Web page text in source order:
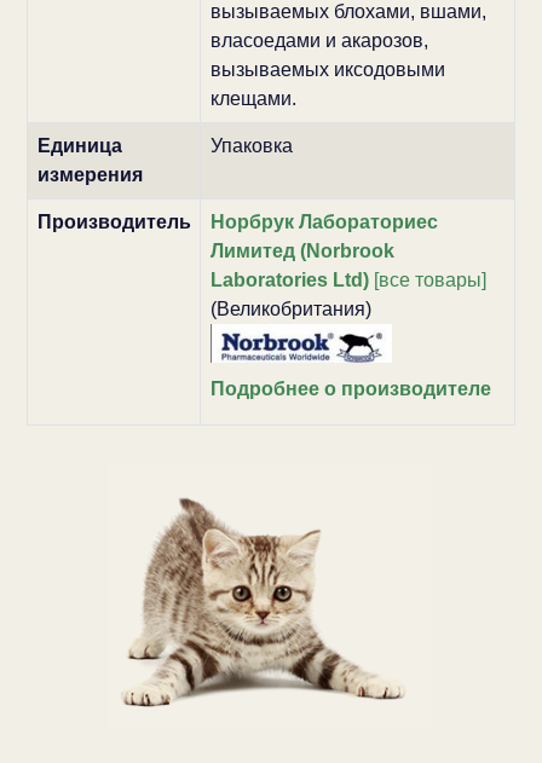
вызываемых блохами, вшами,
власоедами и акарозов,
вызываемых иксодовыми
клещами.
Единица
измерения
Упаковка
Производитель
Норбрук Лабораториес
Лимитед (Norbrook
Laboratories Ltd)[все товары]
(Великобритания)
Подробнее о производителе